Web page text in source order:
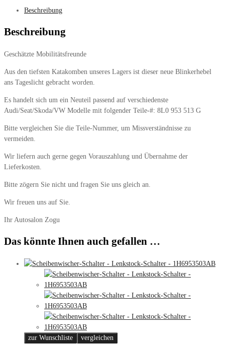
Beschreibung
Beschreibung
Geschätzte Mobilitätsfreunde
Aus den tiefsten Katakomben unseres Lagers ist dieser neue Blinkerhebel
ans Tageslicht gebracht worden.
Es handelt sich um ein Neuteil passend auf verschiedenste
Audi/Seat/Skoda/VW Modelle mit folgender Teile-#: 8L0 953 513 G
Bitte vergleichen Sie die Teile-Nummer, um Missverständnisse zu
vermeiden.
Wir liefern auch gerne gegen Vorauszahlung und Übernahme der
Lieferkosten.
Bitte zögern Sie nicht und fragen Sie uns gleich an.
Wir freuen uns auf Sie.
Ihr Autosalon Zogu
Das könnte Ihnen auch gefallen …
zur Wunschliste
vergleichen